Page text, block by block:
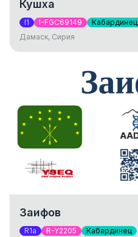
Кушха
I1 I-FGC69149 Кабардинец
Дамаск, Сирия
Заифов
R1a R-Y2205 Кабардинец